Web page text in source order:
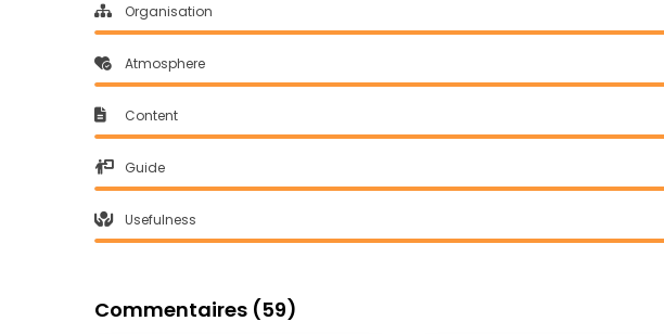
Organisation
Atmosphere
Content
Guide
Usefulness
Commentaires (59)